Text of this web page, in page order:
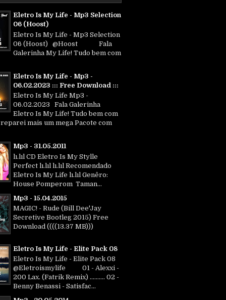
Eletro Is My Life - Mp3 Selection
06 (Hoost)
Eletro Is My Life - Mp3 Selection
06 (Hoost) @Hoost Fala
Galerinha My Life! Tudo bem com
Eletro Is My Life - Mp3 -
06.02.2023 ::: Free Download :::
Eletro Is My Life Mp3 -
06.02.2023 Fala Galerinha
Eletro Is My Life! Tudo bem com
mais um mega Pacote com
Mp3 - 31.05.2011
lı.lıl CD Eletro Is My Stylle
Perfect lı.lıl lı.lıl Recomendado
Eletro Is My Life lı.lıl Genêro:
House Pomperom Taman...
Mp3 - 15.04.2015
MAGIC! - Rude (Bill Dee'Jay
Secretive Bootleg 2015) Free
Download ((((13.37 MB)))
Eletro Is My Life - Elite Pack 08
Eletro Is My Life - Elite Pack 08
@Eletroismylife 01 - Alexxi -
200 Lax. (Fatrik Remix) .......... 02 -
Benny Benassi - Satisfac...